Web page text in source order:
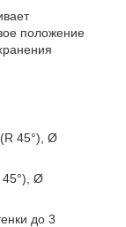
положение
45°), Ø
Ø
до 3